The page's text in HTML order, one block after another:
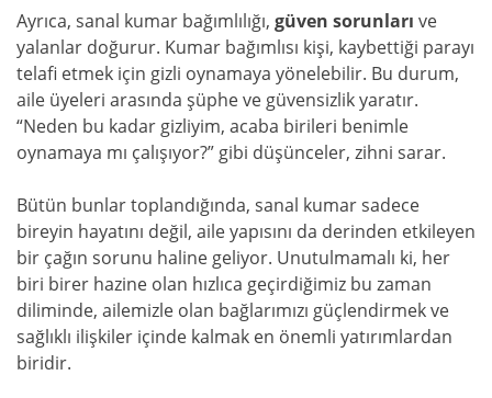
Ayrıca, sanal kumar bağımlılığı, güven sorunları ve
yalanlar doğurur. Kumar bağımlısı kişi, kaybettiği parayı
telafi etmek için gizli oynamaya yönelebilir. Bu durum,
aile üyeleri arasında şüphe ve güvensizlik yaratır.
“Neden bu kadar gizliyim, acaba birileri benimle
oynamaya mı çalışıyor?” gibi düşünceler, zihni sarar.
Bütün bunlar toplandığında, sanal kumar sadece
bireyin hayatını değil, aile yapısını da derinden etkileyen
bir çağın sorunu haline geliyor. Unutulmamalı ki, her
biri birer hazine olan hızlıca geçirdiğimiz bu zaman
diliminde, ailemizle olan bağlarımızı güçlendirmek ve
sağlıklı ilişkiler içinde kalmak en önemli yatırımlardan
biridir.